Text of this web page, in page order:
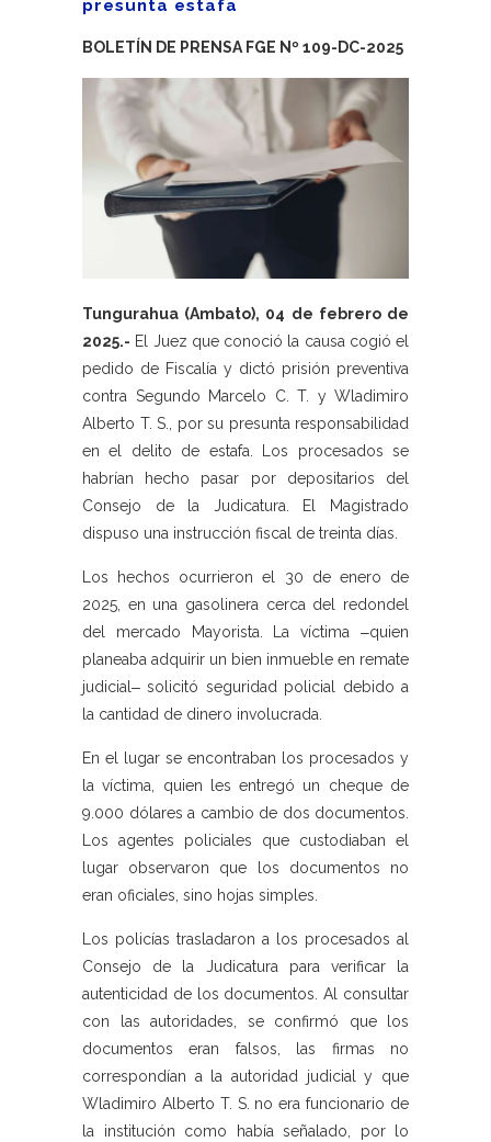
presunta estafa
BOLETÍN DE PRENSA FGE Nº 109-DC-2025
Tungurahua (Ambato), 04 de febrero de
2025.- El Juez que conoció la causa cogió el
pedido de Fiscalía y dictó prisión preventiva
contra Segundo Marcelo C. T. y Wladimiro
Alberto T. S., por su presunta responsabilidad
en el delito de estafa. Los procesados se
habrían hecho pasar por depositarios del
Consejo de la Judicatura. El Magistrado
dispuso una instrucción fiscal de treinta días.
Los hechos ocurrieron el 30 de enero de
2025, en una gasolinera cerca del redondel
del mercado Mayorista. La víctima ‒quien
planeaba adquirir un bien inmueble en remate
judicial‒ solicitó seguridad policial debido a
la cantidad de dinero involucrada.
En el lugar se encontraban los procesados y
la víctima, quien les entregó un cheque de
9.000 dólares a cambio de dos documentos.
Los agentes policiales que custodiaban el
lugar observaron que los documentos no
eran oficiales, sino hojas simples.
Los policías trasladaron a los procesados al
Consejo de la Judicatura para verificar la
autenticidad de los documentos. Al consultar
con las autoridades, se confirmó que los
documentos eran falsos, las firmas no
correspondían a la autoridad judicial y que
Wladimiro Alberto T. S. no era funcionario de
la institución como había señalado, por lo